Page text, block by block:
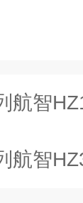
HZ1000R
HZ3000A